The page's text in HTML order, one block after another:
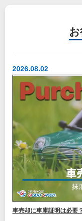
お
2026.08.02
車売却に車庫証明は必要